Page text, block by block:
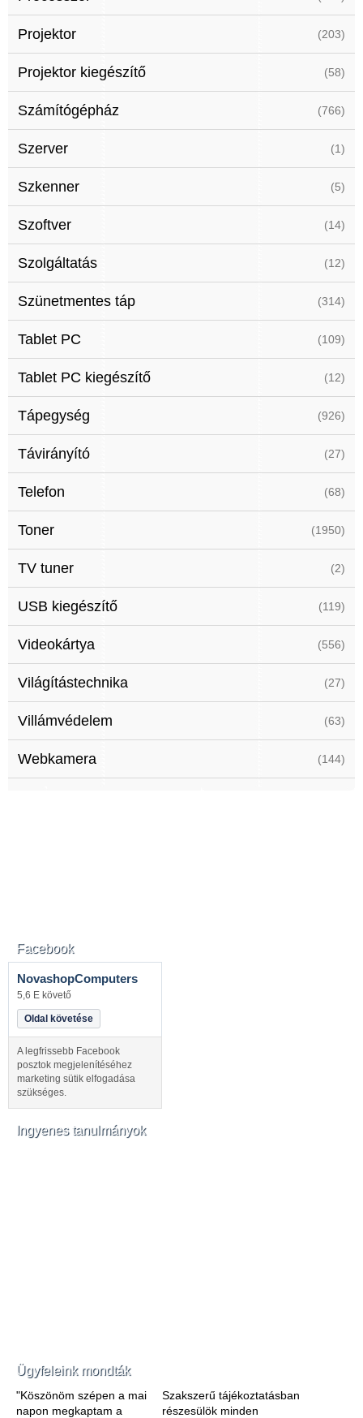
Projektor (203)
Projektor kiegészítő (58)
Számítógépház (766)
Szerver (1)
Szkenner (5)
Szoftver (14)
Szolgáltatás (12)
Szünetmentes táp (314)
Tablet PC (109)
Tablet PC kiegészítő (12)
Tápegység (926)
Távirányító (27)
Telefon (68)
Toner (1950)
TV tuner (2)
USB kiegészítő (119)
Videokártya (556)
Világítástechnika (27)
Villámvédelem (63)
Webkamera (144)
Facebook
NovashopComputers
5,6 E követő
Oldal követése
A legfrissebb Facebook
posztok megjelenítéséhez
marketing sütik elfogadása
szükséges.
Ingyenes tanulmányok
Ügyfeleink mondták
"Köszönöm szépen a mai
napon megkaptam a
Szakszerű tájékoztatásban
részesülök minden